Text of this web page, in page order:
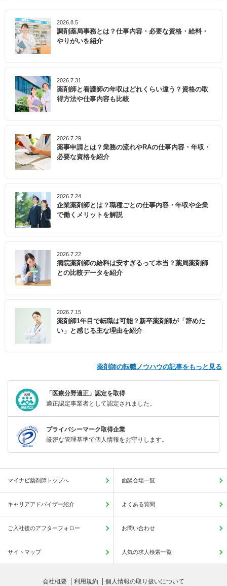
2026.8.5
調剤薬局事務とは？仕事内容・必要な資格・給料・
やりがいを紹介
2026.7.31
薬剤師と看護師の年収はどれくらい違う？資格の取
得方法や仕事内容も比較
2026.7.29
薬事申請とは？業務の流れやRAの仕事内容・年収・
必要な資格を紹介
2026.7.24
企業薬剤師とは？職種ごとの仕事内容・年収や企業
で働くメリットを解説
2026.7.22
病院薬剤師の給料は安すぎるって本当？薬局薬剤師
との比較データを紹介
2026.7.15
薬剤師1年目で転職は可能？新卒薬剤師が「辞めた
い」と感じる主な理由を紹介
薬剤師の転職ノウハウの記事をもっと見る
「医療分野適正」認定を取得
適正認定事業者として認定されました。
プライバシーマーク取得企業
厳密な管理基準で個人情報をお守りします。
マイナビ薬剤師トップへ 面談会場一覧
キャリアアドバイザー紹介 よくある質問
ご入社後のアフターフォロー お問い合わせ
サイトマップ 人気の求人検索一覧
会社概要 利用規約 個人情報の取り扱いについて